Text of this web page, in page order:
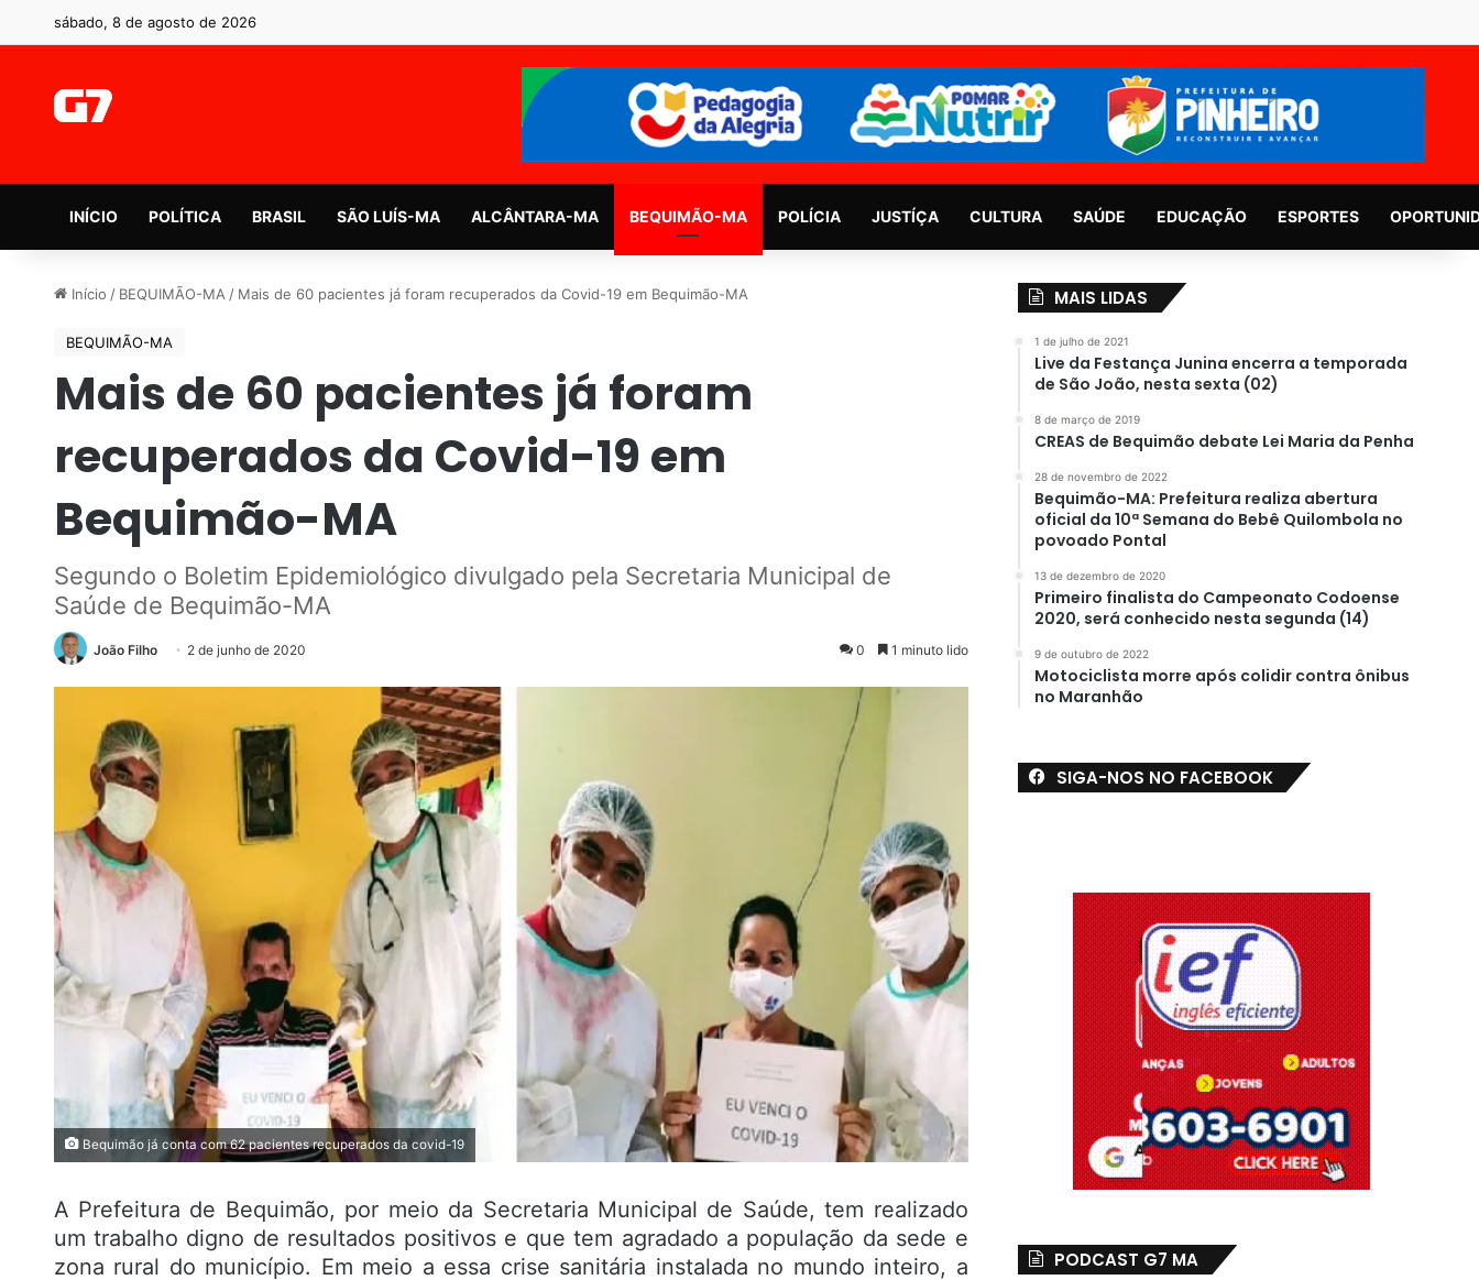
sábado, 8 de agosto de 2026
INÍCIO POLÍTICA BRASIL SÃO LUÍS-MA ALCÂNTARA-MA BEQUIMÃO-MA POLÍCIA JUSTÍÇA CULTURA SAÚDE EDUCAÇÃO ESPORTES
Início / BEQUIMÃO-MA / Mais de 60 pacientes já foram recuperados da Covid-19 em Bequimão-MA
BEQUIMÃO-MA
Mais de 60 pacientes já foram
recuperados da Covid-19 em
Bequimão-MA
Segundo o Boletim Epidemiológico divulgado pela Secretaria Municipal de
Saúde de Bequimão-MA
João Filho 2 de junho de 2020 0 1 minuto lido
Bequimão já conta com 62 pacientes recuperados da covid-19
A Prefeitura de Bequimão, por meio da Secretaria Municipal de Saúde, tem realizado
um trabalho digno de resultados positivos e que tem agradado a população da sede e
zona rural do município. Em meio a essa crise sanitária instalada no mundo inteiro, a
MAIS LIDAS
1 de julho de 2021
Live da Festança Junina encerra a temporada
de São João, nesta sexta (02)
8 de março de 2019
CREAS de Bequimão debate Lei Maria da Penha
28 de novembro de 2022
Bequimão-MA: Prefeitura realiza abertura
oficial da 10ª Semana do Bebê Quilombola no
povoado Pontal
13 de dezembro de 2020
Primeiro finalista do Campeonato Codoense
2020, será conhecido nesta segunda (14)
9 de outubro de 2022
Motociclista morre após colidir contra ônibus
no Maranhão
SIGA-NOS NO FACEBOOK
PODCAST G7 MA